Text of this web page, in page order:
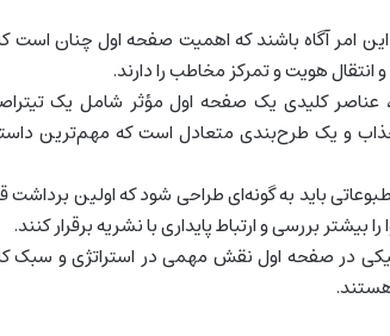
امر آگاه باشند که اهمیت صفحه اول چنان است
انتقال هویت و تمرکز مخاطب را دارند.
عناصر کلیدی یک صفحه اول مؤثر شامل یک
و یک طرح‌بندی متعادل است که مهم‌ترین
باید به گونه‌ای طراحی شود که اولین برداشت
بیشتر بررسی و ارتباط پایداری با نشریه برقرار کنند.
در صفحه اول نقش مهمی در استراتژی و سبک
هستند.